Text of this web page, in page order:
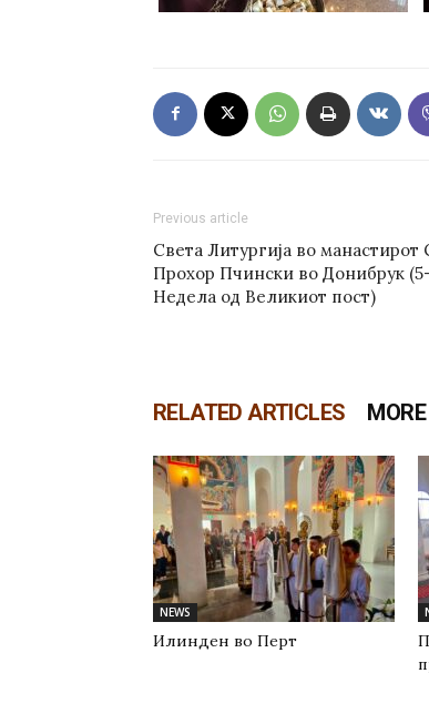
Previous article
Света Литургија во манастирот
Прохор Пчински во Донибрук
Недела од Великиот пост)
RELATED ARTICLES
NEWS
Илинден во Перт